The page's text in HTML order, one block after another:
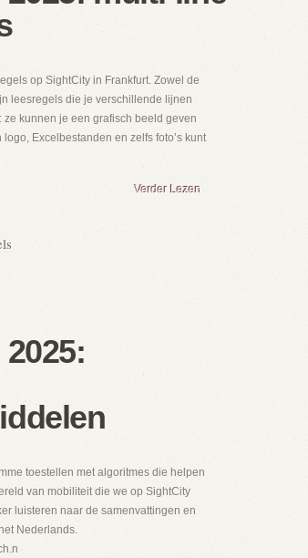
op SightCity in Frankfurt. Zowel de
leesregels die je verschillende lijnen
kunnen je een grafisch beeld geven
Excelbestanden en zelfs foto’s kunt
Verder Lezen
toestellen met algoritmes die helpen
van mobiliteit die we op SightCity
luisteren naar de samenvattingen en
Nederlands.